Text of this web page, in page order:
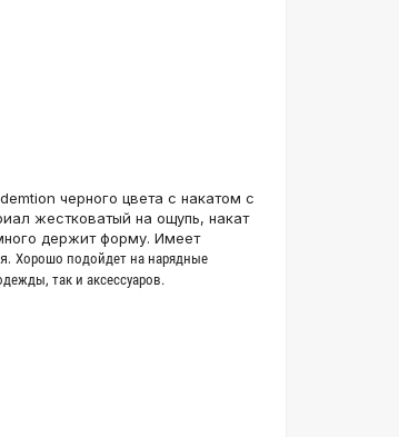
черного цвета с накатом с
жестковатый на ощупь, накат
держит форму. Имеет
Хорошо подойдет на нарядные
так и аксессуаров.